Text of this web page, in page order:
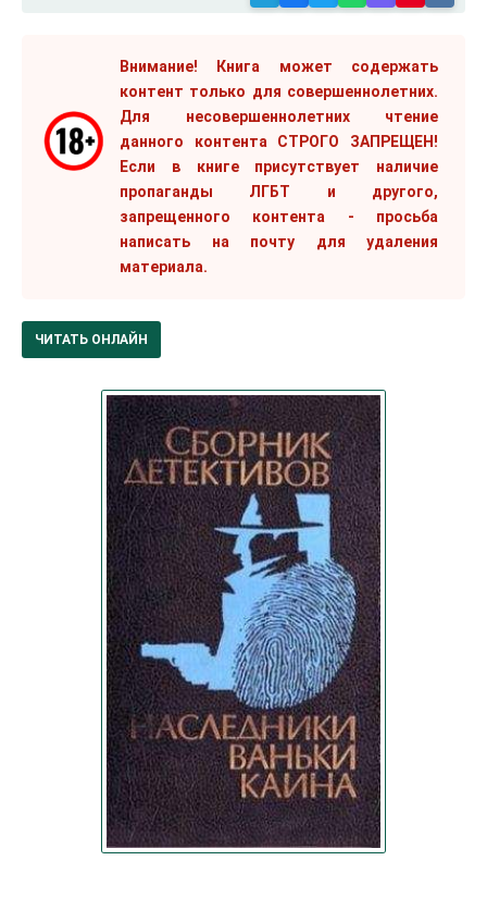
Внимание! Книга может содержать
контент только для совершеннолетних.
Для несовершеннолетних чтение
данного контента СТРОГО ЗАПРЕЩЕН!
Если в книге присутствует наличие
пропаганды ЛГБТ и другого,
запрещенного контента - просьба
написать на почту для удаления
материала.
ЧИТАТЬ ОНЛАЙН